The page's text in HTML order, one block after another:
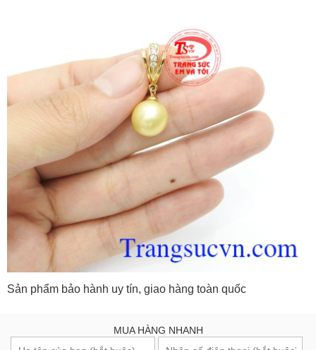
Sản phẩm bảo hành uy tín, giao hàng toàn quốc
MUA HÀNG NHANH